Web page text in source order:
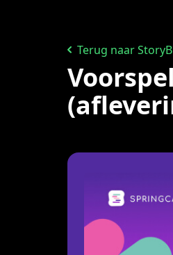
Terug naar